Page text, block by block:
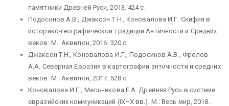
памятники Древней Руси, 2013. 424 с.
Подосинов А.В., Джаксон Т.Н., Коновалова И.Г. Скифия в
историко-географической традиции Античности и Средних
веков. М.: Аквилон, 2016. 320 с.
Джаксон Т.Н., Коновалова И.Г., Подосинов А.В., Фролов
А.А. Северная Евразия в картографии античности и средних
веков. М.: Аквилон, 2017. 528 с.
Коновалова И.Г., Мельникова Е.А. Древняя Русь в системе
евразийских коммуникаций (IX–X вв.). М.: Весь мир, 2018.